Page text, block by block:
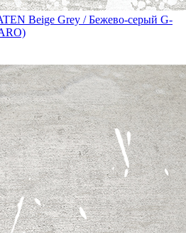
Beige Grey / Бежево-серый G-